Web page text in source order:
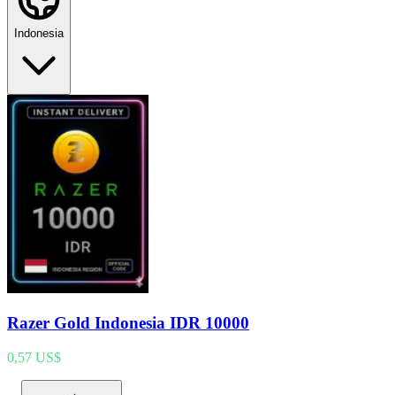
Indonesia
Razer Gold Indonesia IDR 10000
0,57 US$